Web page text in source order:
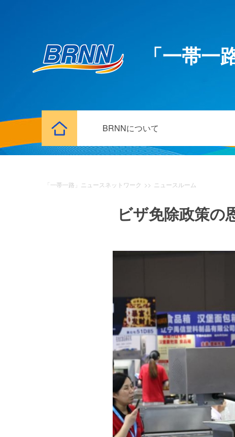
「一帯
BRNNについて
「一帯一路」ニュースネットワーク >> ニュースルーム
ビザ免除政策